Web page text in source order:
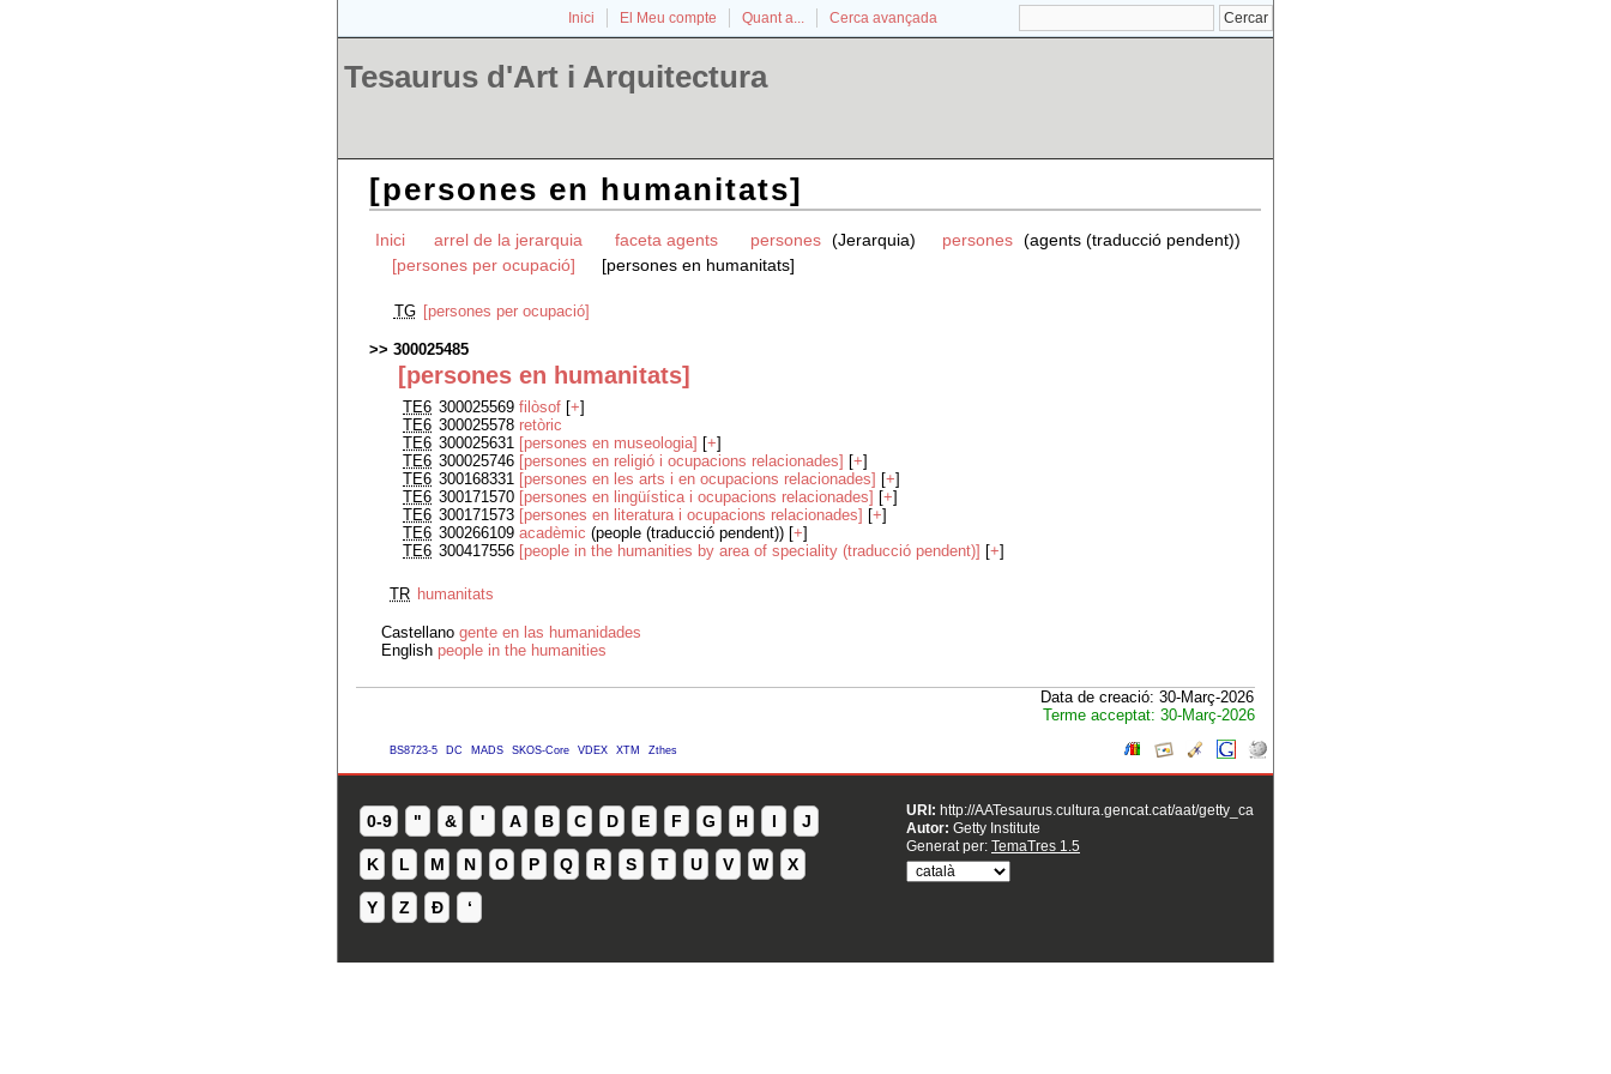
Inici El Meu compte Quant a... Cerca avançada
Tesaurus d'Art i Arquitectura
[persones en humanitats]
Inici arrel de la jerarquia faceta agents persones (Jerarquia) persones (agents (traducció pendent))
[persones per ocupació]
[persones en humanitats]
TG [persones per ocupació]
300025485
[persones en humanitats]
TE6 300025569filòsof [+]
TE6 300025578 retòric
TE6 300025631 [persones en museologia] [+]
TE6 300025746 [persones en religió i ocupacions relacionades] [+]
TE6 300168331 [persones en les arts i en ocupacions relacionades] [+]
TE6 300171570 [persones en lingüística i ocupacions relacionades] [+]
TE6 300171573 [persones en literatura i ocupacions relacionades] [+]
TE6 300266109acadèmic(people (traducció pendent)) [+]
TE6 300417556 [people in the humanities by area of speciality (traducció pendent)] [+]
TR humanitats
Castellano gente en las humanidades
English people in the humanities
Data de creació: 30-Març-2026
Terme acceptat: 30-Març-2026
BS8723-5 DC MADS SKOS-Core VDEX XTM Zthes
0-9 " & ' A B C D E F G H I J
K L M N O P Q R S T U V W X
Y Z Ð ʻ
URI: http://AATesaurus.cultura.gencat.cat/aat/getty_ca
Autor: Getty Institute
Generat per: TemaTres 1.5